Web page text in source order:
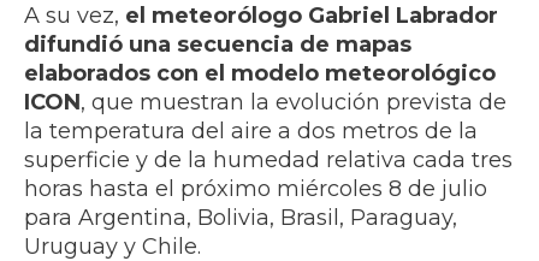
A su vez, el meteorólogo Gabriel Labrador
difundió una secuencia de mapas
elaborados con el modelo meteorológico
ICON, que muestran la evolución prevista de
la temperatura del aire a dos metros de la
superficie y de la humedad relativa cada tres
horas hasta el próximo miércoles 8 de julio
para Argentina, Bolivia, Brasil, Paraguay,
Uruguay y Chile.